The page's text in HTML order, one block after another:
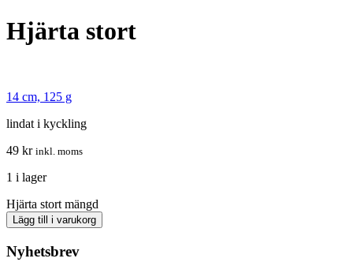
Hjärta stort
14 cm, 125 g
lindat i kyckling
49 kr inkl. moms
1 i lager
Hjärta stort mängd
Lägg till i varukorg
Nyhetsbrev